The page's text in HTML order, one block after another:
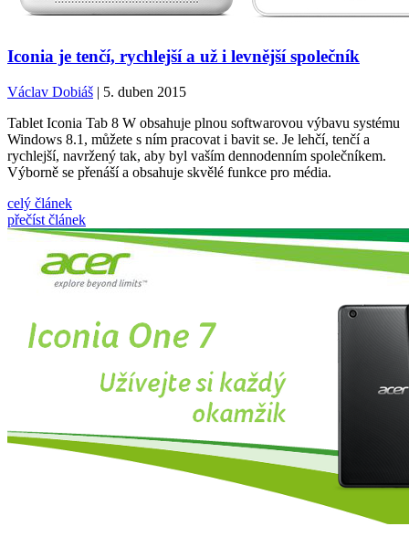
Iconia je tenčí, rychlejší a už i levnější společník
Václav Dobiáš | 5. duben 2015
Tablet Iconia Tab 8 W obsahuje plnou softwarovou výbavu systému
Windows 8.1, můžete s ním pracovat i bavit se. Je lehčí, tenčí a
rychlejší, navržený tak, aby byl vaším dennodenním společníkem.
Výborně se přenáší a obsahuje skvělé funkce pro média.
celý článek
přečíst článek